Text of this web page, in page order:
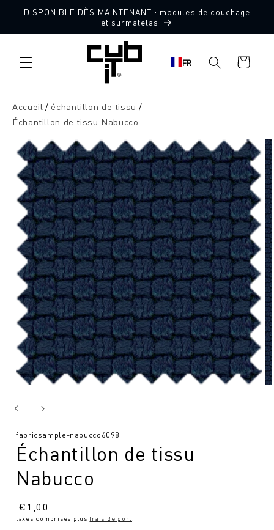
directement
DISPONIBLE DÈS MAINTENANT : modules de couchage
et surmatelas
FR
Panier
d'achat
Accueil
échantillon de tissu
Échantillon de tissu Nabucco
l'information
sur le
produit
10 échantillons de tissu gratuits
SKU
fabricsample-nabucco6098
Échantillon de tissu
Nabucco
Prix
normal
€1,00
taxes comprises plusfrais de port